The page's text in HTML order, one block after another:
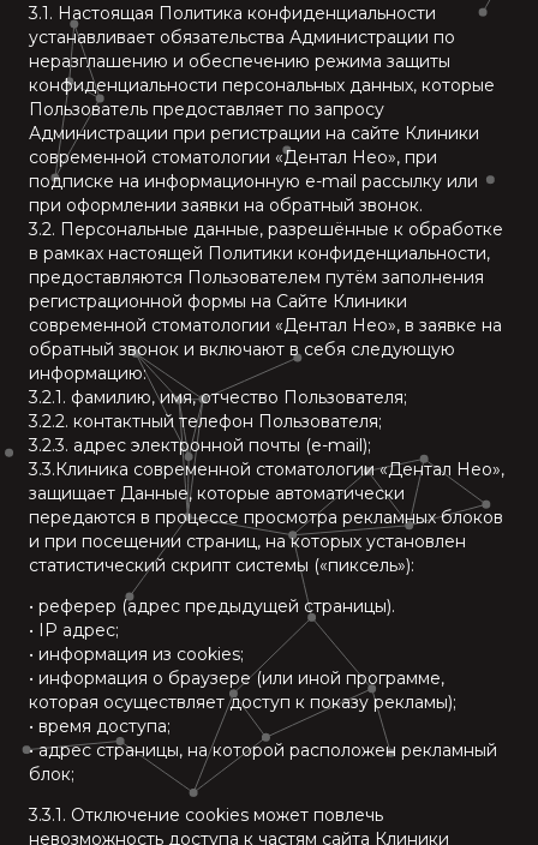
3.1. Настоящая Политика конфиденциальности
устанавливает обязательства Администрации по
неразглашению и обеспечению режима защиты
конфиденциальности персональных данных, которые
Пользователь предоставляет по запросу
Администрации при регистрации на сайте Клиники
современной стоматологии «Дентал Нео», при
подписке на информационную e-mail рассылку или
при оформлении заявки на обратный звонок.
3.2. Персональные данные, разрешённые к обработке
в рамках настоящей Политики конфиденциальности,
предоставляются Пользователем путём заполнения
регистрационной формы на Сайте Клиники
современной стоматологии «Дентал Нео», в заявке на
обратный звонок и включают в себя следующую
информацию:
3.2.1. фамилию, имя, отчество Пользователя;
3.2.2. контактный телефон Пользователя;
3.2.3. адрес электронной почты (e-mail);
3.3.Клиника современной стоматологии «Дентал Нео»,
защищает Данные, которые автоматически
передаются в процессе просмотра рекламных блоков
и при посещении страниц, на которых установлен
статистический скрипт системы («пиксель»):
• реферер (адрес предыдущей страницы).
• IP адрес;
• информация из cookies;
• информация о браузере (или иной программе,
которая осуществляет доступ к показу рекламы);
• время доступа;
• адрес страницы, на которой расположен рекламный
блок;
3.3.1. Отключение cookies может повлечь
невозможность доступа к частям сайта Клиники